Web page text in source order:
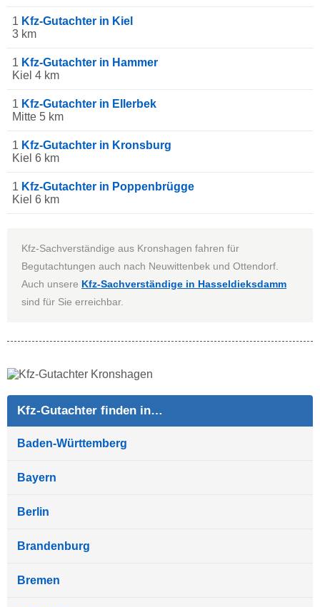
1 Kfz-Gutachter in Kiel
3 km
1 Kfz-Gutachter in Hammer
Kiel 4 km
1 Kfz-Gutachter in Ellerbek
Mitte 5 km
1 Kfz-Gutachter in Kronsburg
Kiel 6 km
1 Kfz-Gutachter in Poppenbrügge
Kiel 6 km
Kfz-Sachverständige aus Kronshagen fahren für
Begutachtungen auch nach Neuwittenbek und Ottendorf.
Auch unsere Kfz-Sachverständige in Hasseldieksdamm
sind für Sie erreichbar.
Kfz-Gutachter finden in…
Baden-Württemberg
Bayern
Berlin
Brandenburg
Bremen